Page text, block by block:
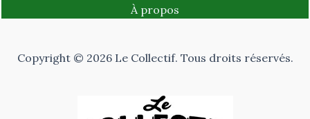
À propos
Copyright © 2026 Le Collectif. Tous droits réservés.